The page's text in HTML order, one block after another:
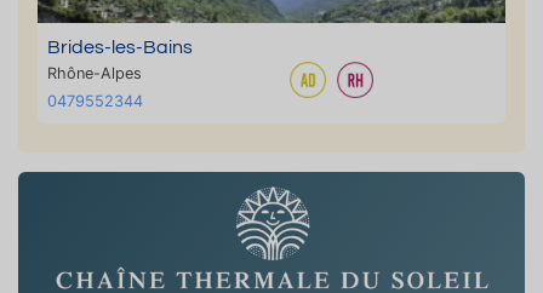
Brides-les-Bains
Rhône-Alpes
0479552344